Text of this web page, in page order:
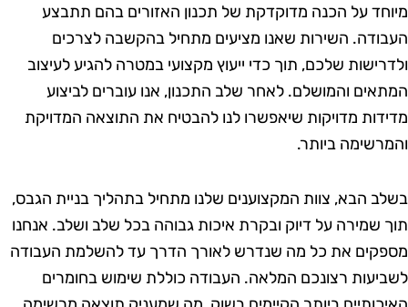
על הכנה מדוקדקת של תכנון האזורים בהם תתבצע
השירות שאנו מציעים מתחיל בהקשבה לצרכים
שלכם, תוך כדי ייעוץ מקצועי במטרה להגיע לעיצוב
והמושלם. לאחר שלב התכנון, אנו עוברים לביצוע
מדויקות שיאפשרו לנו להבטיח את התוצאה המדויקת
ביותר.
הבא, צוות המקצוענים שלנו מתחיל בתהליך בניית הגבס,
שמירה על דיוק ובקרת איכות גבוהה בכל שלב ושלב. אנחנו
את כל מה שנדרש לאורך הדרך עד להשלמת העבודה
רצונכם המלאה. העבודה כוללת שימוש בחומרים